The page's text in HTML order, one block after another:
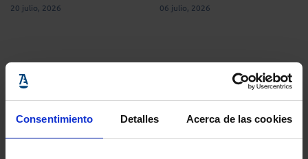
Consentimiento Detalles Acerca de las cookies
20 julio, 2026 06 julio, 2026